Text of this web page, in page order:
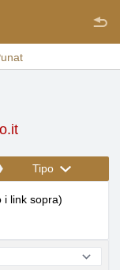
Tipo
i link sopra)